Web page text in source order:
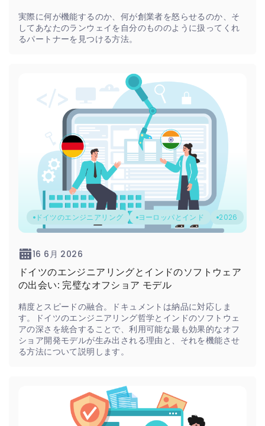
実際に何が機能するのか、何が創業者を怒らせるのか、そ
してあなたのランウェイを自分のもののように扱ってくれ
るパートナーを見つける方法。
ドイツのエンジニアリング ヨーロッパとインド 2026
16 6月 2026
ドイツのエンジニアリングとインドのソフトウェア
の出会い: 完璧なオフショア モデル
精度とスピードの融合。ドキュメントは納品に対応しま
す。ドイツのエンジニアリング哲学とインドのソフトウェ
アの深さを統合することで、利用可能な最も効果的なオフ
ショア開発モデルが生み出される理由と、それを機能させ
る方法について説明します。